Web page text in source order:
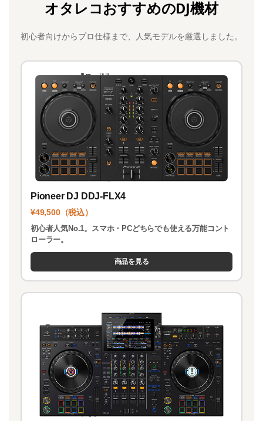
b
o
o
k
o
d
o
n
l
オタレコおすすめのDJ機材
初心者向けからプロ仕様まで、人気モデルを厳選しました。
Pioneer DJ DDJ-FLX4
¥49,500（税込）
初心者人気No.1。スマホ・PCどちらでも使える万能コント
ローラー。
商品を見る